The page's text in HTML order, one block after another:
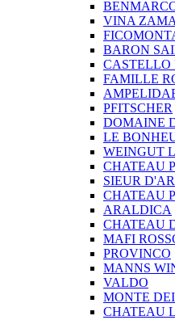
VINA
BARON
CASTELLO
FAMILLE
PFITSCHER
DOMAINE
LE
WEINGUT
CHATEAU
SIEUR
CHATEAU
ARALDICA
CHATEAU
MAFI
PROVINCO
MANNS
VALDO
MONTE
CHATEAU